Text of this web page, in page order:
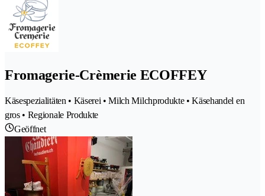
Fromagerie-Crèmerie ECOFFEY
Käsespezialitäten • Käserei • Milch Milchprodukte • Käsehandel en
gros • Regionale Produkte
Geöffnet